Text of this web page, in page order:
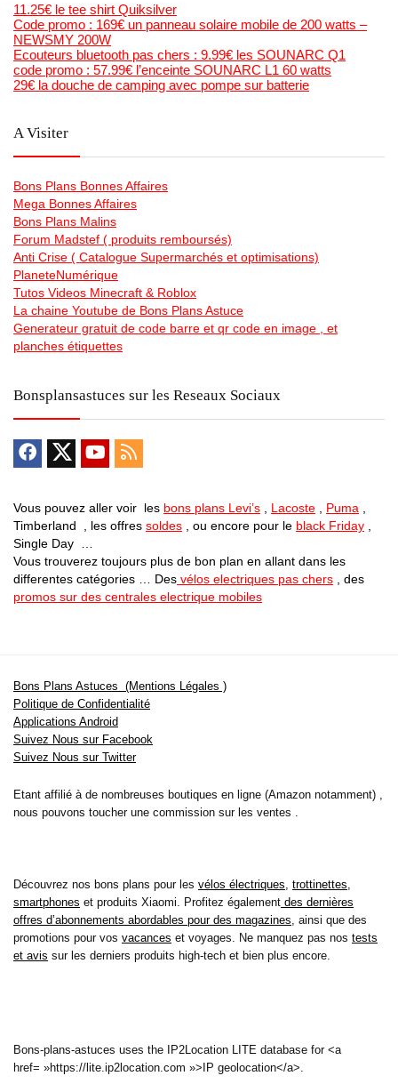
11.25€ le tee shirt Quiksilver
Code promo : 169€ un panneau solaire mobile de 200 watts –
NEWSMY 200W
Ecouteurs bluetooth pas chers : 9.99€ les SOUNARC Q1
code promo : 57.99€ l’enceinte SOUNARC L1 60 watts
29€ la douche de camping avec pompe sur batterie
A Visiter
Bons Plans Bonnes Affaires
Mega Bonnes Affaires
Bons Plans Malins
Forum Madstef ( produits remboursés)
Anti Crise ( Catalogue Supermarchés et optimisations)
PlaneteNumérique
Tutos Videos Minecraft & Roblox
La chaine Youtube de Bons Plans Astuce
Generateur gratuit de code barre et qr code en image , et
planches étiquettes
Bonsplansastuces sur les Reseaux Sociaux
Vous pouvez aller voir les bons plans Levi’s Lacoste Puma
Timberland , les offres soldes , ou encore pour le black Friday
Single Day …
Vous trouverez toujours plus de bon plan en allant dans les
differentes catégories … Des vélos electriques pas chers , des
promos sur des centrales electrique mobiles
Bons Plans Astuces (Mentions Légales )
Politique de Confidentialité
Applications Android
Suivez Nous sur Facebook
Suivez Nous sur Twitter
Etant affilié à de nombreuses boutiques en ligne (Amazon notamment) ,
nous pouvons toucher une commission sur les ventes .
Découvrez nos bons plans pour les vélos électriques trottinettes
smartphones et produits Xiaomi. Profitez également des dernières
offres d’abonnements abordables pour des magazines , ainsi que des
promotions pour vos vacances et voyages. Ne manquez pas nos tests
et avis sur les derniers produits high-tech et bien plus encore.
Bons-plans-astuces uses the IP2Location LITE database for <a
href= »https://lite.ip2location.com »>IP geolocation</a>.